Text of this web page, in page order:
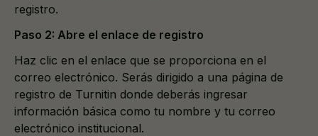
registro.
Paso 2: Abre el enlace de registro
Haz clic en el enlace que se proporciona en el
correo electrónico. Serás dirigido a una página de
registro de Turnitin donde deberás ingresar
información básica como tu nombre y tu correo
electrónico institucional.